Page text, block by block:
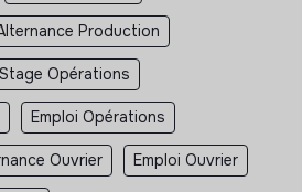
Production
Stage Opérations
Emploi Opérations
Ouvrier Emploi Ouvrier